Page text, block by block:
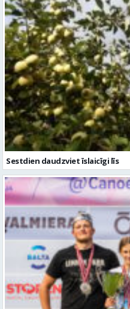
Sestdien daudzviet īslaicīgi līs